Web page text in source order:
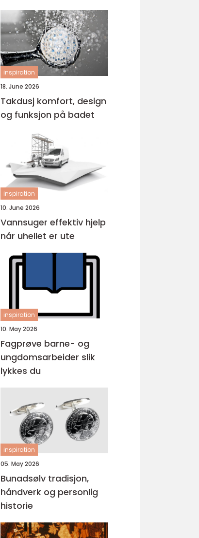
inspiration
18. June 2026
Takdusj komfort, design
og funksjon på badet
inspiration
10. June 2026
Vannsuger effektiv hjelp
når uhellet er ute
inspiration
10. May 2026
Fagprøve barne- og
ungdomsarbeider slik
lykkes du
inspiration
05. May 2026
Bunadsølv tradisjon,
håndverk og personlig
historie